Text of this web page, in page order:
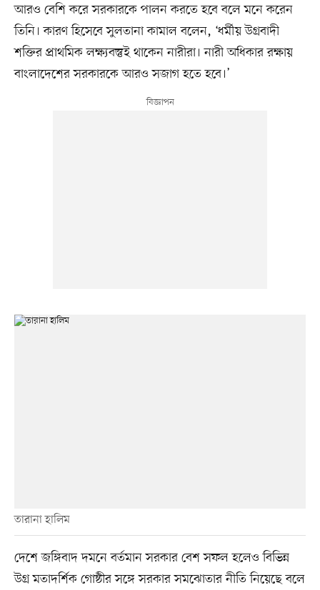
আরও বেশি করে সরকারকে পালন করতে হবে বলে মনে করেন
তিনি। কারণ হিসেবে সুলতানা কামাল বলেন, ‘ধর্মীয় উগ্রবাদী
শক্তির প্রাথমিক লক্ষ্যবস্তুই থাকেন নারীরা। নারী অধিকার রক্ষায়
বাংলাদেশের সরকারকে আরও সজাগ হতে হবে।’
তারানা হালিম
দেশে জঙ্গিবাদ দমনে বর্তমান সরকার বেশ সফল হলেও বিভিন্ন
উগ্র মতাদর্শিক গোষ্ঠীর সঙ্গে সরকার সমঝোতার নীতি নিয়েছে বলে